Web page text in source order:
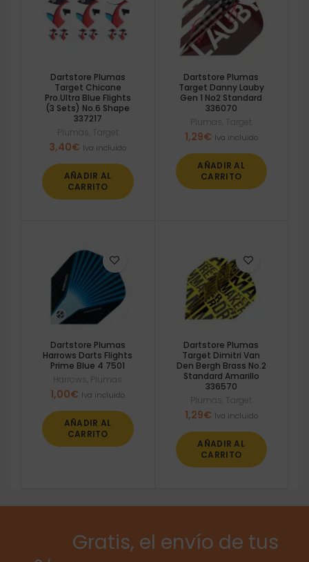
Dartstore Plumas
Target Chicane
Pro.Ultra Blue Flights
(3 Sets) No.6 Shape
337217
Plumas Target
3,40€ Iva incluido
AÑADIR AL
CARRITO
Dartstore Plumas
Target Danny Lauby
Gen 1 No2 Standard
336070
Plumas Target
1,29€ Iva incluido
AÑADIR AL
CARRITO
Dartstore Plumas
Harrows Darts Flights
Prime Blue 4 7501
Harrows Plumas
1,00€ Iva incluido
AÑADIR AL
CARRITO
Dartstore Plumas
Target Dimitri Van
Den Bergh Brass No.2
Standard Amarillo
336570
Plumas Target
1,29€ Iva incluido
AÑADIR AL
CARRITO
Gratis, el envío de tus